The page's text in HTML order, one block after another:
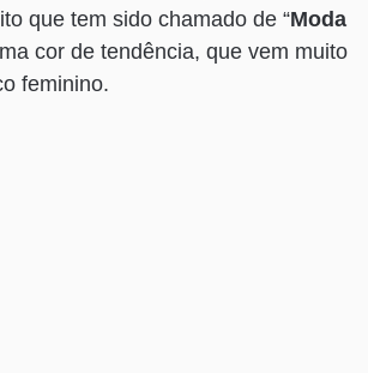
que tem sido chamado de “Moda
cor de tendência, que vem muito
feminino.